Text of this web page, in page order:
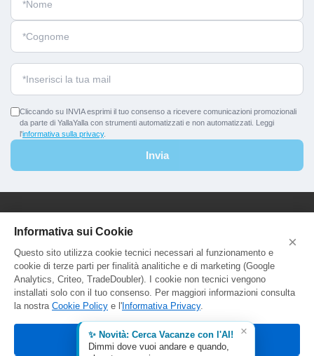
×
Informativa sui Cookie
Questo sito utilizza cookie tecnici necessari al funzionamento e
cookie di terze parti per finalità analitiche e di marketing (Google
Analytics, Criteo, TradeDoubler). I cookie non tecnici vengono
installati solo con il tuo consenso. Per maggiori informazioni consulta
la nostra Cookie Policy e l' Informativa Privacy.
Accetta tutti
✨ Novità: Cerca Vacanze con l'AI!
Dimmi dove vuoi andare e quando,
×
Cliccando su INVIA esprimi il tuo consenso a ricevere comunicazioni promozionali
da parte di YallaYalla con strumenti automatizzati e non automatizzati. Leggi
l'informativa sulla privacy.
Invia
YallaYalla - DICA Srl
Sede Legale e Agenzia al Pubblico:
Viale Adriatico 127 - 00141 Roma
P.Iva e C.F. IT13366331000
Aut. Reg. Lazio Prot. GR744549